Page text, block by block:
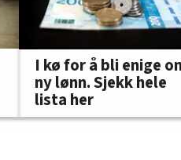
I kø for å bli enige
ny lønn. Sjekk hele
lista her